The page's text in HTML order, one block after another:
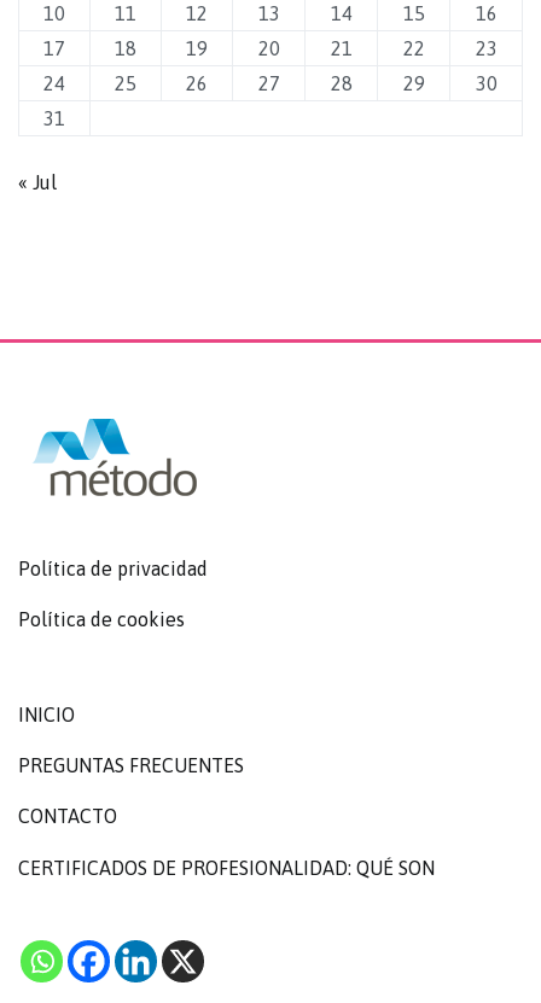
10
11 12 13 14 15
16
17
18 19 20 21 22
23
24
25 26 27 28 29
30
31
« Jul
Política de privacidad
Política de cookies
INICIO
PREGUNTAS FRECUENTES
CONTACTO
CERTIFICADOS DE PROFESIONALIDAD: QUÉ SON